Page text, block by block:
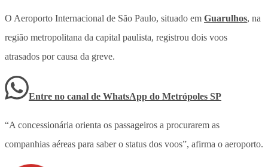
O Aeroporto Internacional de São Paulo, situado em Guarulhos, na
região metropolitana da capital paulista, registrou dois voos
atrasados por causa da greve.
Entre no canal de WhatsApp do Metrópoles SP
“A concessionária orienta os passageiros a procurarem as
companhias aéreas para saber o status dos voos”, afirma o aeroporto.